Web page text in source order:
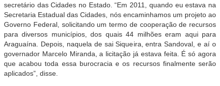
secretário das Cidades no Estado. “Em 2011, quando eu estava na
Secretaria Estadual das Cidades, nós encaminhamos um projeto ao
Governo Federal, solicitando um termo de cooperação de recursos
para diversos municípios, dos quais 44 milhões eram aqui para
Araguaína. Depois, naquela de sai Siqueira, entra Sandoval, e aí o
governador Marcelo Miranda, a licitação já estava feita. É só agora
que acabou toda essa burocracia e os recursos finalmente serão
aplicados”, disse.